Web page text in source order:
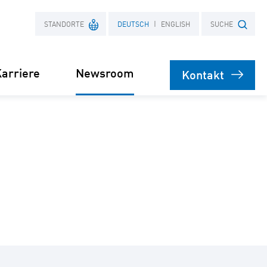
STANDORTE
Frankreich
DEUTSCH ENGLISH SUCHE
Newsroom Kontakt